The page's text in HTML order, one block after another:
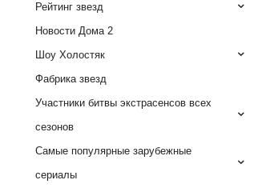
Рейтинг звезд
Новости Дома 2
Шоу Холостяк
Фабрика звезд
Участники битвы экстрасенсов всех
сезонов
Самые популярные зарубежные
сериалы